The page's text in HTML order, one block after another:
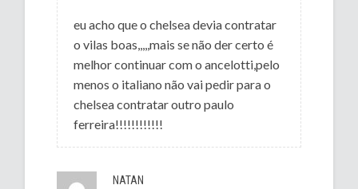
eu acho que o chelsea devia contratar
o vilas boas,,,,,mais se não der certo é
melhor continuar com o ancelotti,pelo
menos o italiano não vai pedir para o
chelsea contratar outro paulo
ferreira!!!!!!!!!!!!
NATAN